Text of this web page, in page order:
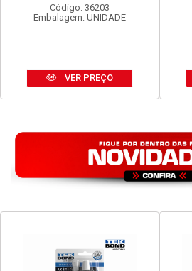
Código: 36203
Embalagem: UNIDADE
VER PREÇO